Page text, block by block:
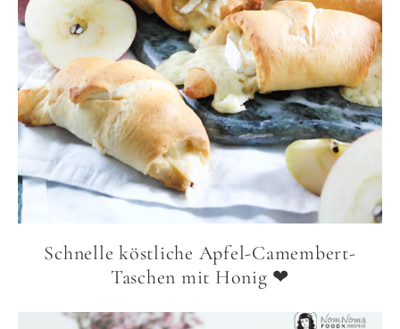
Schnelle köstliche Apfel-Camembert-
Taschen mit Honig ❤